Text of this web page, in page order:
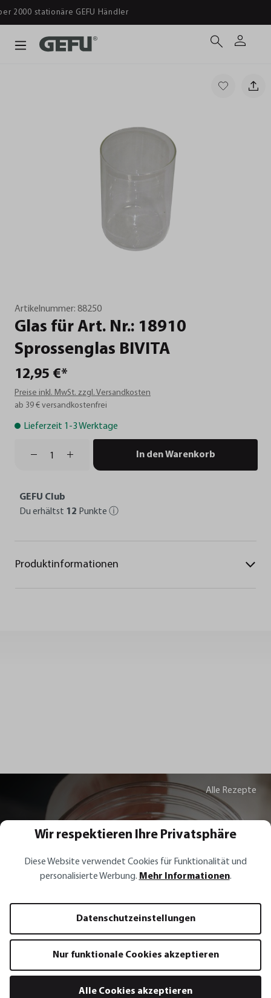
Ab 39 € versandkostenfrei
Artikelnummer: 88250
Glas für Art. Nr.: 18910
Sprossenglas BIVITA
12,95 €*
Preise inkl. MwSt. zzgl. Versandkosten
ab 39 € versandkostenfrei
Lieferzeit 1-3 Werktage
In den Warenkorb
GEFU Club
Du erhältst 12 Punkte ⓘ
Produktinformationen
Rezept Inspirationen
Frühlingszwiebeln, Koriander und
Chili
Zum Rezept
Alle Rezepte
Wir respektieren Ihre Privatsphäre
Diese Website verwendet Cookies für Funktionalität und
personalisierte Werbung. Mehr Informationen.
Datenschutzeinstellungen
Nur funktionale Cookies akzeptieren
Alle Cookies akzeptieren